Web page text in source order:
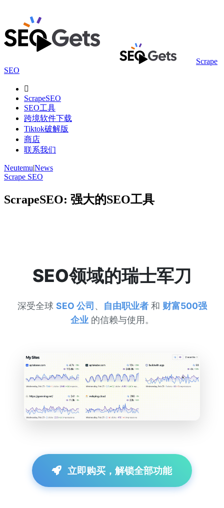
Scrape
SEO

ScrapeSEO
SEO工具
跨境软件下载
Tiktok破解版
商店
联系我们
Neutemu|News
Scrape SEO
ScrapeSEO: 强大的SEO工具
SEO领域的瑞士军刀
深受全球 SEO 公司、 自由职业者和 财富500强
企业的信赖与使用。
立即购买，解锁全部功能